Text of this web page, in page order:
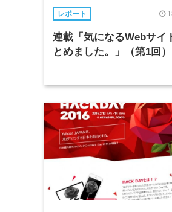
レポート
連載「気になるWebサイ
とめました。」（第1回）